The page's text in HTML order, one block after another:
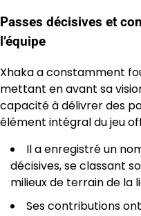
Passes décisives et
l’équipe
Xhaka a constamment
mettant en avant sa
capacité à délivrer des
élément intégral du jeu
Il a enregistré un
décisives, se classant
milieux de terrain de la
Ses contributions